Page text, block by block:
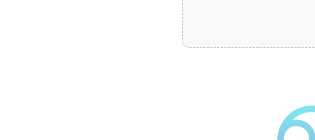
• SUPPLY / CHAIN
TOUTES LES INTERVIEWS